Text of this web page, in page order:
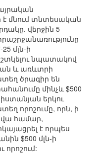
է մնում տնտեսական
վերջին 5
մլն-ի
նպատակով
և առևտրի
ծրագիր են
մինչև $500
երկու
որոշումը, որն, ի
համար,
է որպես
$500 մլն-ի
որոշում: